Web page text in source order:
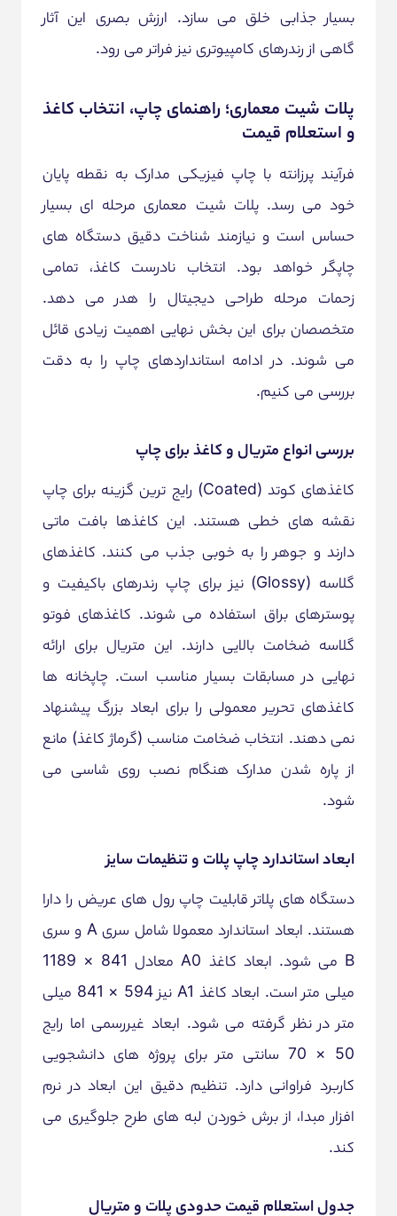
بسیار جذابی خلق می سازد. ارزش بصری این آثار
گاهی از رندرهای کامپیوتری نیز فراتر می رود.
پلات شیت معماری؛ راهنمای چاپ، انتخاب کاغذ
و استعلام قیمت
فرآیند پرزانته با چاپ فیزیکی مدارک به نقطه پایان
خود می رسد. پلات شیت معماری مرحله ای بسیار
حساس است و نیازمند شناخت دقیق دستگاه های
چاپگر خواهد بود. انتخاب نادرست کاغذ، تمامی
زحمات مرحله طراحی دیجیتال را هدر می دهد.
متخصصان برای این بخش نهایی اهمیت زیادی قائل
می شوند. در ادامه استانداردهای چاپ را به دقت
بررسی می کنیم.
بررسی انواع متریال و کاغذ برای چاپ
کاغذهای کوتد (Coated) رایج ترین گزینه برای چاپ
نقشه های خطی هستند. این کاغذها بافت ماتی
دارند و جوهر را به خوبی جذب می کنند. کاغذهای
گلاسه (Glossy) نیز برای چاپ رندرهای باکیفیت و
پوسترهای براق استفاده می شوند. کاغذهای فوتو
گلاسه ضخامت بالایی دارند. این متریال برای ارائه
نهایی در مسابقات بسیار مناسب است. چاپخانه ها
کاغذهای تحریر معمولی را برای ابعاد بزرگ پیشنهاد
نمی دهند. انتخاب ضخامت مناسب (گرماژ کاغذ) مانع
از پاره شدن مدارک هنگام نصب روی شاسی می
شود.
ابعاد استاندارد چاپ پلات و تنظیمات سایز
دستگاه های پلاتر قابلیت چاپ رول های عریض را دارا
هستند. ابعاد استاندارد معمولا شامل سری A و سری
B می شود. ابعاد کاغذ A0 معادل 841 × 1189
میلی متر است. ابعاد کاغذ A1 نیز 594 × 841 میلی
متر در نظر گرفته می شود. ابعاد غیررسمی اما رایج
50 × 70 سانتی متر برای پروژه های دانشجویی
کاربرد فراوانی دارد. تنظیم دقیق این ابعاد در نرم
افزار مبدا، از برش خوردن لبه های طرح جلوگیری می
کند.
جدول استعلام قیمت حدودی پلات و متریال